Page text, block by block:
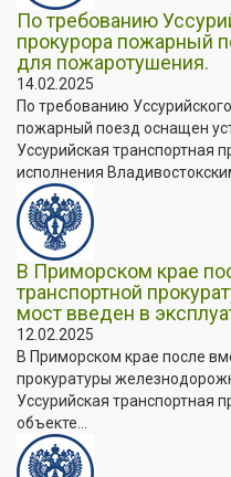
По требованию
прокурора пожарный
для пожаротушения.
14.02.2025
По требованию
пожарный поезд оснащен
Уссурийская транспортная
исполнения
В Приморском крае
транспортной
мост введен в
12.02.2025
В Приморском крае после
прокуратуры
Уссурийская транспортная
объекте...